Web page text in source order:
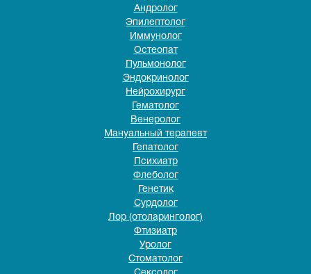
Андролог
Эпилептолог
Иммунолог
Остеопат
Пульмонолог
Эндокринолог
Нейрохирург
Гематолог
Венеролог
Мануальный терапевт
Гепатолог
Психиатр
Флеболог
Генетик
Сурдолог
Лор (отоларинголог)
Фтизиатр
Уролог
Стоматолог